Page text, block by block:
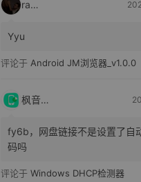
raka
Yyu
评论于 Android JM浏览器_v1.0.0
枫音应用
fy6b，网盘链接不是设置了自
码吗
评论于 Windows DHCP检测器